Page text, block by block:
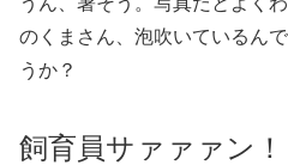
のくまさん、泡吹いているん
うか？
飼育員サァァァン！